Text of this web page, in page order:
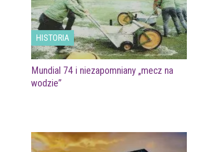
HISTORIA
Mundial 74 i niezapomniany „mecz na
wodzie”